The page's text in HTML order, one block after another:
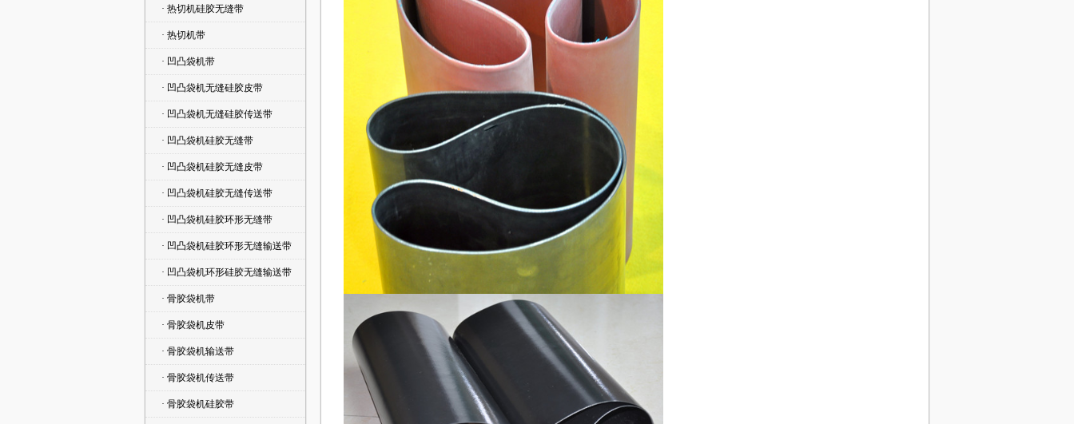
· 热切机硅胶无缝带
· 热切机带
· 凹凸袋机带
· 凹凸袋机无缝硅胶皮带
· 凹凸袋机无缝硅胶传送带
· 凹凸袋机硅胶无缝带
· 凹凸袋机硅胶无缝皮带
· 凹凸袋机硅胶无缝传送带
· 凹凸袋机硅胶环形无缝带
· 凹凸袋机硅胶环形无缝输送带
· 凹凸袋机环形硅胶无缝输送带
· 骨胶袋机带
· 骨胶袋机皮带
· 骨胶袋机输送带
· 骨胶袋机传送带
· 骨胶袋机硅胶带